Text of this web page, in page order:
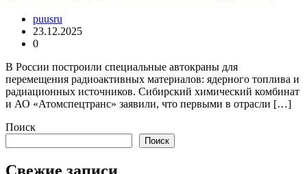
puusru
23.12.2025
0
В России построили специальные автокраны для
перемещения радиоактивных материалов: ядерного топлива и
радиационных источников. Сибирский химический комбинат
и АО «Атомспецтранс» заявили, что первыми в отрасли […]
Поиск
Поиск